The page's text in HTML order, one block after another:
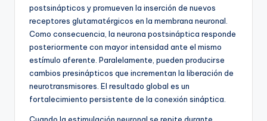
postsinápticos y promueven la inserción de nuevos
receptores glutamatérgicos en la membrana neuronal.
Como consecuencia, la neurona postsináptica responde
posteriormente con mayor intensidad ante el mismo
estímulo aferente. Paralelamente, pueden producirse
cambios presinápticos que incrementan la liberación de
neurotransmisores. El resultado global es un
fortalecimiento persistente de la conexión sináptica.
Cuando la estimulación neuronal se repite durante